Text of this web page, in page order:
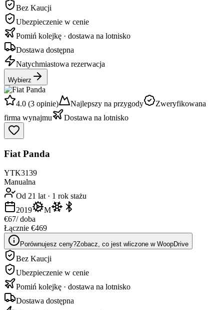
Bez Kaucji
Ubezpieczenie w cenie
Pomiń kolejkę · dostawa na lotnisko
Dostawa dostępna
Natychmiastowa rezerwacja
Wybierz
4.0 (3 opinie) Najlepszy na przygody
Zweryfikowana
firma wynajmu
Dostawa na lotnisko
Fiat Panda
YTK3139
Manualna
Od 21 lat · 1 rok stażu
2019
M
€67/ doba
Łącznie €469
Porównujesz ceny?Zobacz, co jest wliczone w WoopDrive
Bez Kaucji
Ubezpieczenie w cenie
Pomiń kolejkę · dostawa na lotnisko
Dostawa dostępna